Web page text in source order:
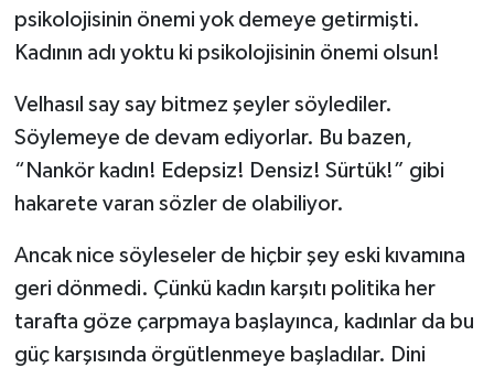
psikolojisinin önemi yok demeye getirmişti.
Kadının adı yoktu ki psikolojisinin önemi olsun!
Velhasıl say say bitmez şeyler söylediler.
Söylemeye de devam ediyorlar. Bu bazen,
“Nankör kadın! Edepsiz! Densiz! Sürtük!” gibi
hakarete varan sözler de olabiliyor.
Ancak nice söyleseler de hiçbir şey eski kıvamına
geri dönmedi. Çünkü kadın karşıtı politika her
tarafta göze çarpmaya başlayınca, kadınlar da bu
güç karşısında örgütlenmeye başladılar. Dini